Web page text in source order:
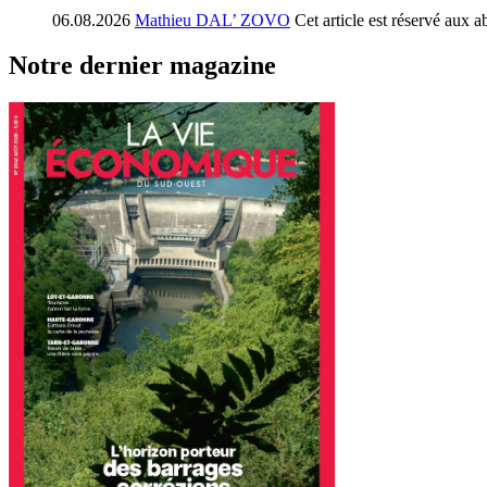
06.08.2026 Mathieu DAL’ ZOVO Cet article est réservé aux
Notre dernier magazine